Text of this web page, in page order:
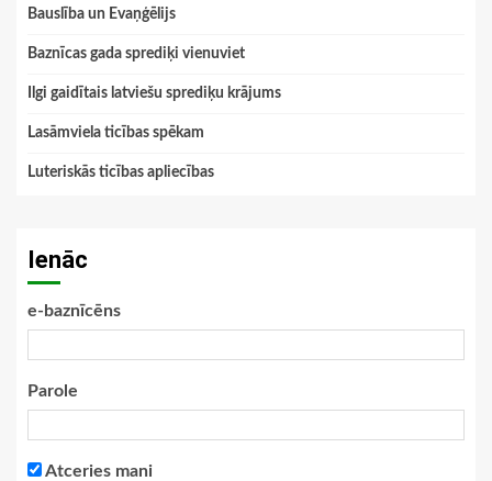
Bauslība un Evaņģēlijs
Baznīcas gada sprediķi vienuviet
Ilgi gaidītais latviešu sprediķu krājums
Lasāmviela ticības spēkam
Luteriskās ticības apliecības
Ienāc
e-baznīcēns
Parole
Atceries mani